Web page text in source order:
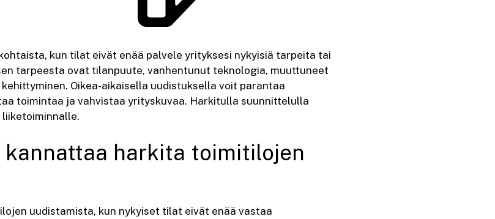
kun tilat eivät enää palvele yrityksesi nykyisiä tarpeita tai
tarpeesta ovat tilanpuute, vanhentunut teknologia, muuttuneet
Oikea-aikaisella uudistuksella voit parantaa
toimintaa ja vahvistaa yrityskuvaa. Harkitulla suunnittelulla
harkita toimitilojen
uudistamista, kun nykyiset tilat eivät enää vastaa